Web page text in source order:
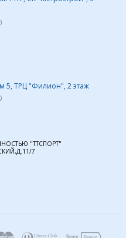
5, ТРЦ "Филион", 2 этаж
"ТТСПОРТ"
7